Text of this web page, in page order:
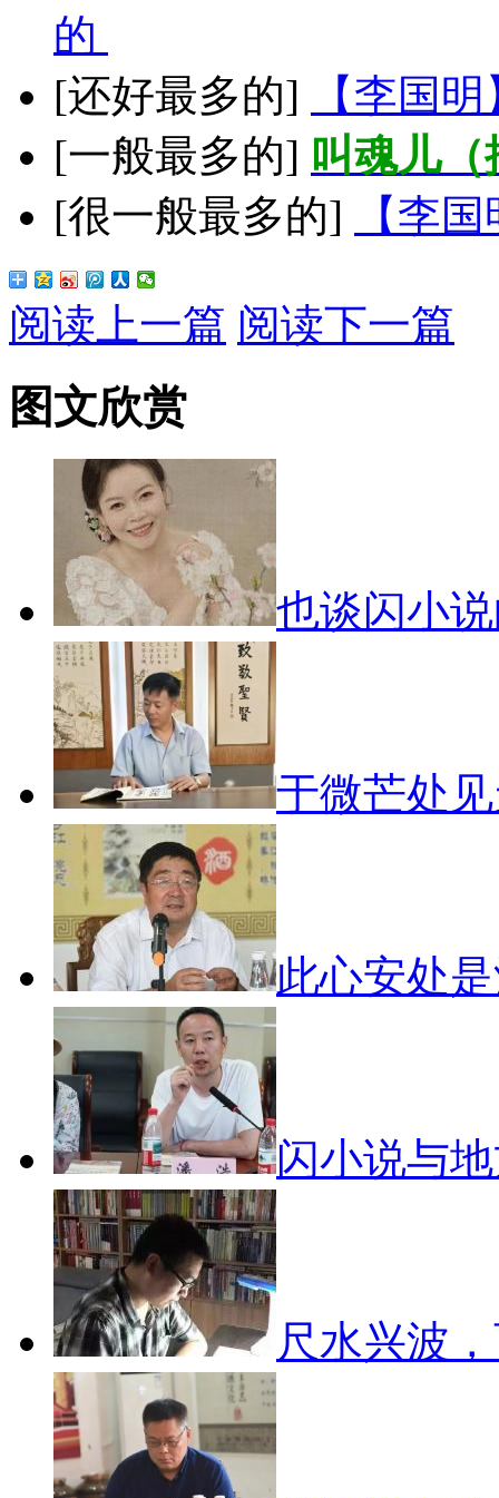
的
[还好最多的]
【李国
[一般最多的] 叫魂儿
[很一般最多的]
【李
阅读上一篇 阅读下一篇
图文欣赏
也谈闪小
于微芒处
此心安处
闪小说与
尺水兴波